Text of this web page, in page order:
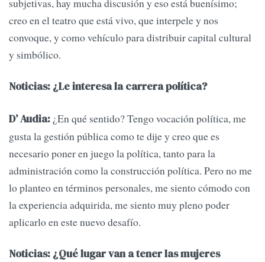
subjetivas, hay mucha discusión y eso está buenísimo;
creo en el teatro que está vivo, que interpele y nos
convoque, y como vehículo para distribuir capital cultural
y simbólico.
Noticias: ¿Le interesa la carrera política?
D’ Audia: ¿En qué sentido? Tengo vocación política, me
gusta la gestión pública como te dije y creo que es
necesario poner en juego la política, tanto para la
administración como la construcción política. Pero no me
lo planteo en términos personales, me siento cómodo con
la experiencia adquirida, me siento muy pleno poder
aplicarlo en este nuevo desafío.
Noticias: ¿Qué lugar van a tener las mujeres